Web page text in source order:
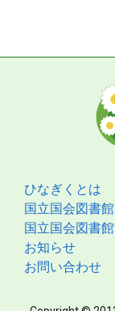
ひなぎくとは
国立国会図書
国立国会図書
お知らせ
お問い合わせ